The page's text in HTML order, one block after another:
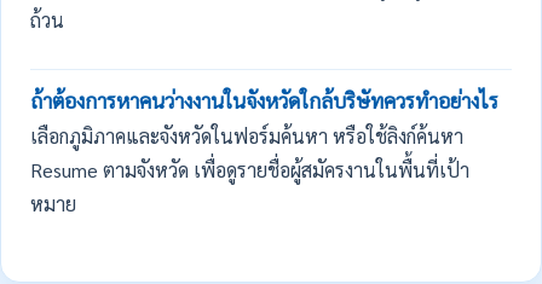
ถ้วน
ถ้าต้องการหาคนว่างงานในจังหวัดใกล้บริษัทควรทำอย่างไร
เลือกภูมิภาคและจังหวัดในฟอร์มค้นหา หรือใช้ลิงก์ค้นหา
Resume ตามจังหวัด เพื่อดูรายชื่อผู้สมัครงานในพื้นที่เป้า
หมาย